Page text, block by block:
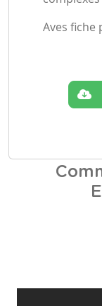
Aves fiche